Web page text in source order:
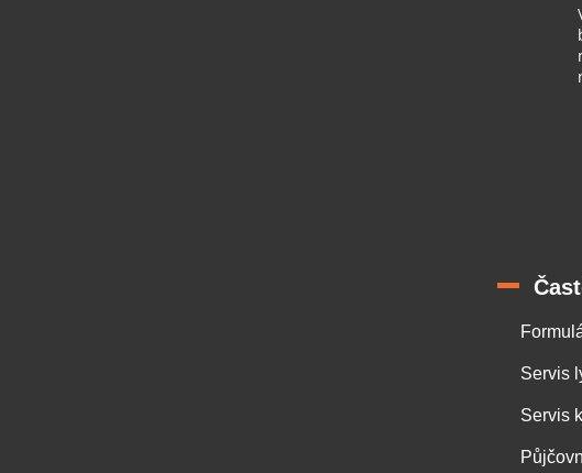
Servis
Servis